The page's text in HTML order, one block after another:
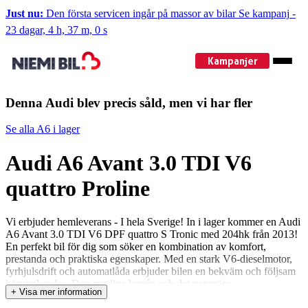
Just nu: Den första servicen ingår på massor av bilar Se kampanj -
23 dagar, 4 h, 36 m, 59 s
Kampanjer
Denna Audi blev precis såld, men vi har fler
Se alla A6 i lager
Audi A6 Avant 3.0 TDI V6
quattro Proline
Vi erbjuder hemleverans - I hela Sverige! In i lager kommer en Audi
A6 Avant 3.0 TDI V6 DPF quattro S Tronic med 204hk från 2013!
En perfekt bil för dig som söker en kombination av komfort,
prestanda och praktiska egenskaper. Med en stark V6-dieselmotor,
fyrhjulsdrift och automatlåda erbjuder bilen en bekväm och följsam
körupplevelse. Den rymliga kupén och det generösa
bagageutrymmet gör Audi A6 Avant till ett utmärkt val för både
+ Visa mer information